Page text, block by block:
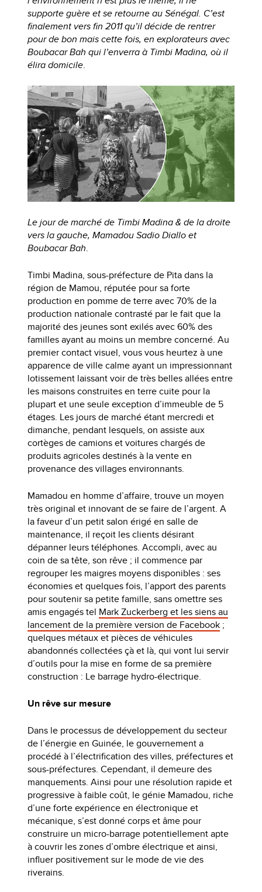
supporte guère et se retourne au Sénégal. C’est
finalement vers fin 2011 qu’il décide de rentrer
pour de bon mais cette fois, en explorateurs avec
Boubacar Bah qui l’enverra à Timbi Madina, où il
élira domicile.
Le jour de marché de Timbi Madina & de la droite
vers la gauche, Mamadou Sadio Diallo et
Boubacar Bah.
Timbi Madina, sous-préfecture de Pita dans la
région de Mamou, réputée pour sa forte
production en pomme de terre avec 70% de la
production nationale contrasté par le fait que la
majorité des jeunes sont exilés avec 60% des
familles ayant au moins un membre concerné. Au
premier contact visuel, vous vous heurtez à une
apparence de ville calme ayant un impressionnant
lotissement laissant voir de très belles allées entre
les maisons construites en terre cuite pour la
plupart et une seule exception d’immeuble de 5
étages. Les jours de marché étant mercredi et
dimanche, pendant lesquels, on assiste aux
cortèges de camions et voitures chargés de
produits agricoles destinés à la vente en
provenance des villages environnants.
Mamadou en homme d’affaire, trouve un moyen
très original et innovant de se faire de l’argent. A
la faveur d’un petit salon érigé en salle de
maintenance, il reçoit les clients désirant
dépanner leurs téléphones. Accompli, avec au
coin de sa tête, son rêve ; il commence par
regrouper les maigres moyens disponibles : ses
économies et quelques fois, l’apport des parents
pour soutenir sa petite famille, sans omettre ses
amis engagés tel Mark Zuckerberg et les siens au
lancement de la première version de Facebook ;
quelques métaux et pièces de véhicules
abandonnés collectées çà et là, qui vont lui servir
d’outils pour la mise en forme de sa première
construction : Le barrage hydro-électrique.
Un rêve sur mesure
Dans le processus de développement du secteur
de l’énergie en Guinée, le gouvernement a
procédé à l’électrification des villes, préfectures et
sous-préfectures. Cependant, il demeure des
manquements. Ainsi pour une résolution rapide et
progressive à faible coût, le génie Mamadou, riche
d’une forte expérience en électronique et
mécanique, s’est donné corps et âme pour
construire un micro-barrage potentiellement apte
à couvrir les zones d’ombre électrique et ainsi,
influer positivement sur le mode de vie des
riverains.